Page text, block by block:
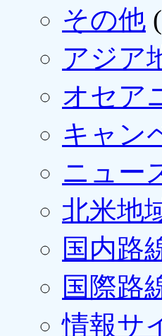
その他
アジア
オセア
キャン
ニュー
北米地
国内路
国際路
情報サ